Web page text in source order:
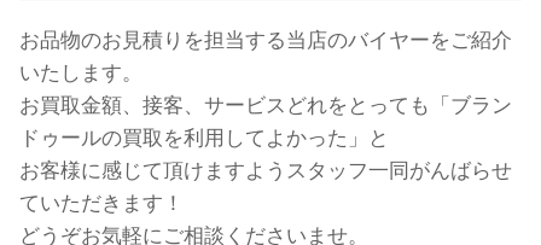
お品物のお見積りを担当する当店のバイヤーをご紹介
いたします。
お買取金額、接客、サービスどれをとっても「ブラン
ドゥールの買取を利用してよかった」と
お客様に感じて頂けますようスタッフ一同がんばらせ
ていただきます！
どうぞお気軽にご相談くださいませ。